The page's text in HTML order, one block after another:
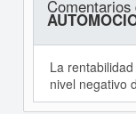
La
nivel negativo